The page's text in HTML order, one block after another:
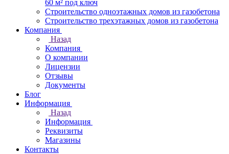
60 м² под ключ
Строительство одноэтажных домов из газобетона
Строительство трехэтажных домов из газобетона
Компания
Назад
Компания
О компании
Лицензии
Отзывы
Документы
Блог
Информация
Назад
Информация
Реквизиты
Магазины
Контакты